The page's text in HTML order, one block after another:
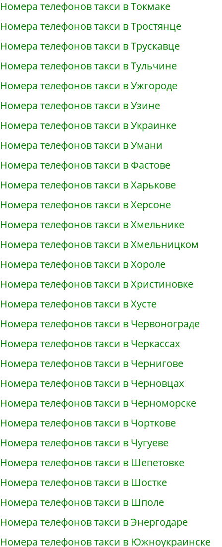
Номера телефонов такси в Токмаке
Номера телефонов такси в Тростянце
Номера телефонов такси в Трускавце
Номера телефонов такси в Тульчине
Номера телефонов такси в Ужгороде
Номера телефонов такси в Узине
Номера телефонов такси в Украинке
Номера телефонов такси в Умани
Номера телефонов такси в Фастове
Номера телефонов такси в Харькове
Номера телефонов такси в Херсоне
Номера телефонов такси в Хмельнике
Номера телефонов такси в Хмельницком
Номера телефонов такси в Хороле
Номера телефонов такси в Христиновке
Номера телефонов такси в Хусте
Номера телефонов такси в Червонограде
Номера телефонов такси в Черкассах
Номера телефонов такси в Чернигове
Номера телефонов такси в Черновцах
Номера телефонов такси в Черноморске
Номера телефонов такси в Чорткове
Номера телефонов такси в Чугуеве
Номера телефонов такси в Шепетовке
Номера телефонов такси в Шостке
Номера телефонов такси в Шполе
Номера телефонов такси в Энергодаре
Номера телефонов такси в Южноукраинске